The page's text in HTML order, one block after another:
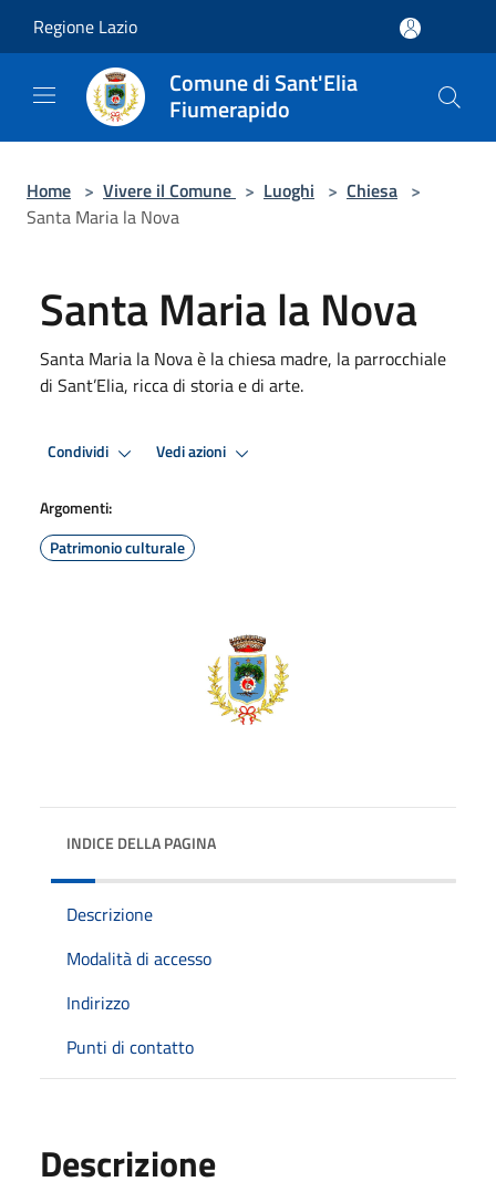
Regione Lazio
Comune di Sant'Elia
Fiumerapido
Home > Vivere il Comune > Luoghi > Chiesa >
Santa Maria la Nova
Santa Maria la Nova
Santa Maria la Nova è la chiesa madre, la parrocchiale
di Sant’Elia, ricca di storia e di arte.
Condividi Vedi azioni
Argomenti:
Patrimonio culturale
INDICE DELLA PAGINA
Descrizione
Modalità di accesso
Indirizzo
Punti di contatto
Descrizione